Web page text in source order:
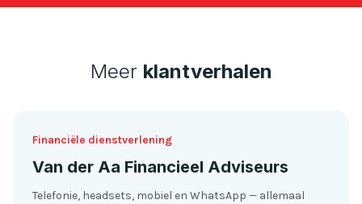
Meer klantverhalen
Financiële dienstverlening
Van der Aa Financieel Adviseurs
Telefonie, headsets, mobiel en WhatsApp — allemaal